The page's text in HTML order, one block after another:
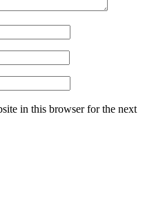
in this browser for the next